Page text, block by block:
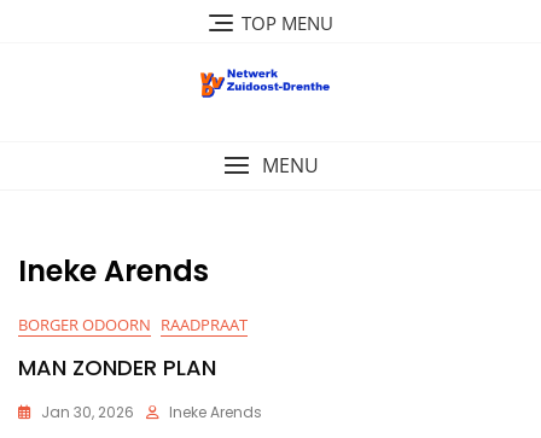
TOP MENU
MENU
Ineke Arends
BORGER ODOORN RAADPRAAT
MAN ZONDER PLAN
Jan 30, 2026 Ineke Arends